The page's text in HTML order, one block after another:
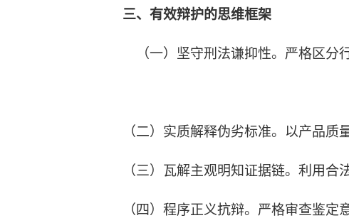
三、有效辩护的思维框架
（一） 坚守刑法谦抑性。 严格区分
（二） 实质解释伪劣标准。 以产品质
（三） 瓦解主观明知证据链。 利用合
（四） 程序正义抗辩。 严格审查鉴定